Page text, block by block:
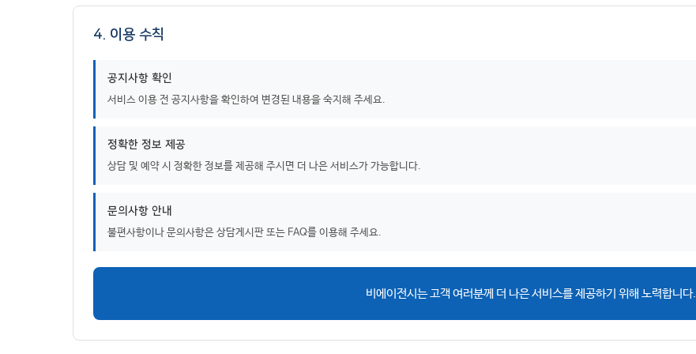
4. 이용 수칙
공지사항 확인
서비스 이용 전 공지사항을 확인하여 변경된 내용을 숙지해 주세요.
정확한 정보 제공
상담 및 예약 시 정확한 정보를 제공해 주시면 더 나은 서비스가 가능합니다.
문의사항 안내
불편사항이나 문의사항은 상담게시판 또는 FAQ를 이용해 주세요.
비에이전시는 고객 여러분께 더 나은 서비스를 제공하기 위해 노력합니다.